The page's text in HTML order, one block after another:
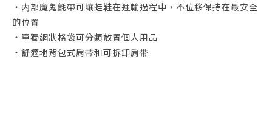
・内部魔鬼氈帶可讓蛙鞋在運輸過程中，不位移保持在最安全
的位置
・單獨網狀格袋可分類放置個人用品
・舒適地背包式肩带和可拆卸肩带